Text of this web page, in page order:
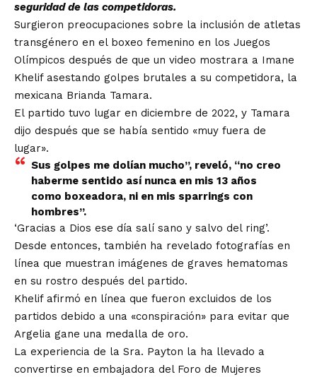
seguridad de las competidoras.
Surgieron preocupaciones sobre la inclusión de atletas
transgénero en el boxeo femenino en los Juegos
Olímpicos después de que un video mostrara a Imane
Khelif asestando golpes brutales a su competidora, la
mexicana Brianda Tamara.
El partido tuvo lugar en diciembre de 2022, y Tamara
dijo después que se había sentido «muy fuera de
lugar».
Sus golpes me dolían mucho”, reveló, “no creo
haberme sentido así nunca en mis 13 años
como boxeadora, ni en mis sparrings con
hombres”.
‘Gracias a Dios ese día salí sano y salvo del ring’.
Desde entonces, también ha revelado fotografías en
línea que muestran imágenes de graves hematomas
en su rostro después del partido.
Khelif afirmó en línea que fueron excluidos de los
partidos debido a una «conspiración» para evitar que
Argelia gane una medalla de oro.
La experiencia de la Sra. Payton la ha llevado a
convertirse en embajadora del Foro de Mujeres